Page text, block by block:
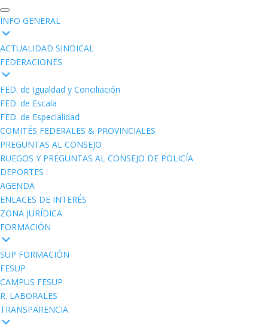
INFO GENERAL
ACTUALIDAD SINDICAL
FEDERACIONES
FED. de Igualdad y Conciliación
FED. de Escala
FED. de Especialidad
COMITÉS FEDERALES & PROVINCIALES
PREGUNTAS AL CONSEJO
RUEGOS Y PREGUNTAS AL CONSEJO DE POLICÍA
DEPORTES
AGENDA
ENLACES DE INTERÉS
ZONA JURÍDICA
FORMACIÓN
SUP FORMACIÓN
FESUP
CAMPUS FESUP
R. LABORALES
TRANSPARENCIA